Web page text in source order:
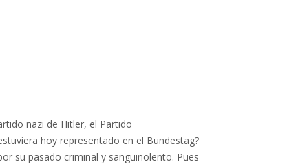
nazi de Hitler, el Partido
hoy representado en el Bundestag?
su pasado criminal y sanguinolento. Pues